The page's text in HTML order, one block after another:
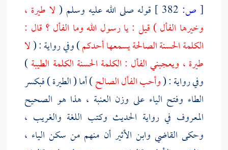
[ ص: قوله صلى الله عليه وسلم ( لا طيرة ،
وخيرها الفأل ) قيل : يا رسول الله وما الفأل ؟ قال :
الكلمة الحسنة الصالحة يسمعها أحدكم) وفي رواية : (لا
طيرة ، ويعجبني الفأل : الكلمة الحسنة الكلمة الطيبة)
وفي رواية : (وأحب الفأل الصالح) أما ( الطيرة ) فبكسر
الطاء وفتح الياء على وزن العنبة ، هذا هو الصحيح
المعروف في رواية الحديث وكتب اللغة والغريب ،
وحكى القاضي وابن الأثيرأن منهم من سكن الياء ،